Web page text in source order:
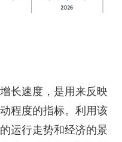
长速度，是用来反映
程度的指标。利用该
运行走势和经济的景